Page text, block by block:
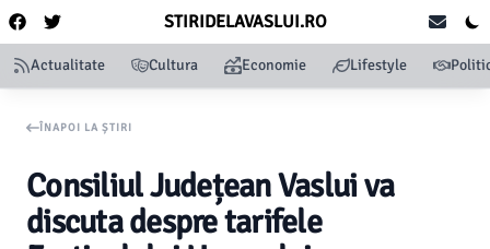
STIRIDELAVASLUI.RO
Actualitate Cultura Economie Lifestyle
ÎNAPOI LA ȘTIRI
Consiliul Județean Vaslui va
discuta despre tarifele